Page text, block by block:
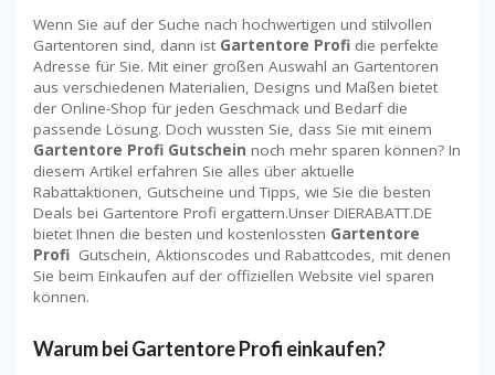
Wenn Sie auf der Suche nach hochwertigen und stilvollen
Gartentoren sind, dann ist Gartentore Profi die perfekte
Adresse für Sie. Mit einer großen Auswahl an Gartentoren
aus verschiedenen Materialien, Designs und Maßen bietet
der Online-Shop für jeden Geschmack und Bedarf die
passende Lösung. Doch wussten Sie, dass Sie mit einem
Gartentore Profi Gutschein noch mehr sparen können? In
diesem Artikel erfahren Sie alles über aktuelle
Rabattaktionen, Gutscheine und Tipps, wie Sie die besten
Deals bei Gartentore Profi ergattern.Unser DIERABATT.DE
bietet Ihnen die besten und kostenlossten Gartentore
Profi Gutschein, Aktionscodes und Rabattcodes, mit denen
Sie beim Einkaufen auf der offiziellen Website viel sparen
können.
Warum bei Gartentore Profi einkaufen?